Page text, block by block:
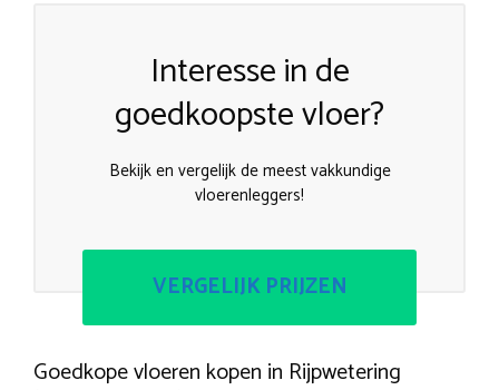
Interesse in de
goedkoopste vloer?
Bekijk en vergelijk de meest vakkundige
vloerenleggers!
VERGELIJK PRIJZEN
Goedkope vloeren kopen in Rijpwetering